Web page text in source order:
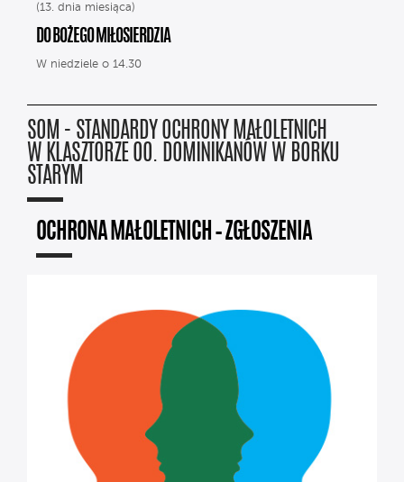
(13. dnia miesiąca)
DO BOŻEGO MIŁOSIERDZIA
W niedziele o 14.30
SOM - STANDARDY OCHRONY MAŁOLETNICH
W KLASZTORZE OO. DOMINIKANÓW W BORKU
STARYM
OCHRONA MAŁOLETNICH – ZGŁOSZENIA